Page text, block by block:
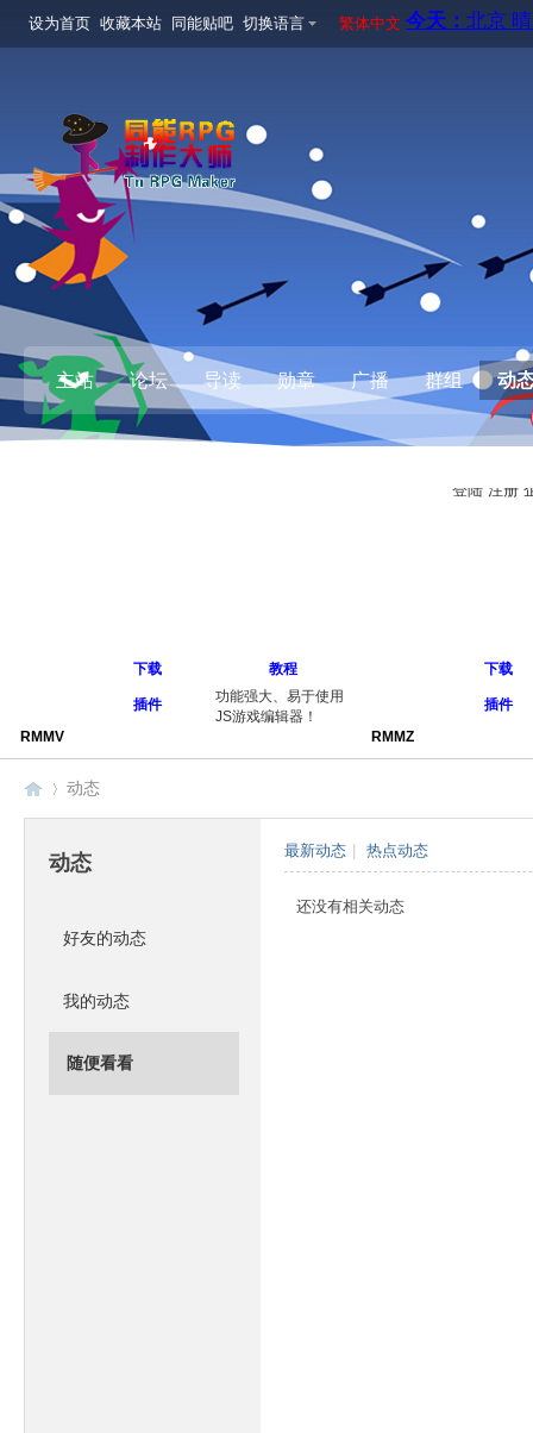
设为首页 收藏本站 同能贴吧 切换语言 繁体中文
主站 论坛 导读 勋章 广播 群组 动
登陆 注册
RMMV
下载 教程
插件
功能强大、易于使用
JS游戏编辑器！
RMMZ
下载
插件
动态
动态
好友的动态
我的动态
随便看看
最新动态 热点动态
还没有相关动态